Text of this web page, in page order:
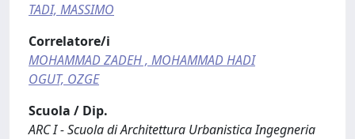
TADI, MASSIMO
Correlatore/i
MOHAMMAD ZADEH , MOHAMMAD HADI
OGUT, OZGE
Scuola / Dip.
ARC I - Scuola di Architettura Urbanistica Ingegneria